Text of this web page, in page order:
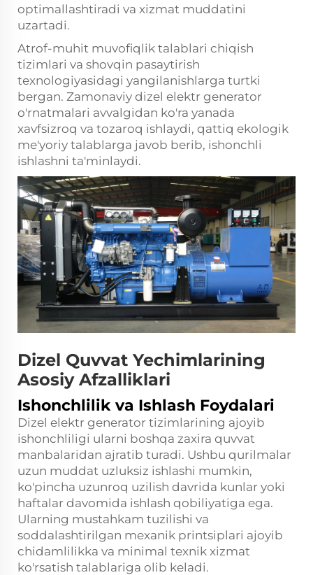
optimallashtiradi va xizmat muddatini
uzartadi.
Atrof-muhit muvofiqlik talablari chiqish
tizimlari va shovqin pasaytirish
texnologiyasidagi yangilanishlarga turtki
bergan. Zamonaviy dizel elektr generator
o'rnatmalari avvalgidan ko'ra yanada
xavfsizroq va tozaroq ishlaydi, qattiq ekologik
me'yoriy talablarga javob berib, ishonchli
ishlashni ta'minlaydi.
Dizel Quvvat Yechimlarining
Asosiy Afzalliklari
Ishonchlilik va Ishlash Foydalari
Dizel elektr generator tizimlarining ajoyib
ishonchliligi ularni boshqa zaxira quvvat
manbalaridan ajratib turadi. Ushbu qurilmalar
uzun muddat uzluksiz ishlashi mumkin,
ko'pincha uzunroq uzilish davrida kunlar yoki
haftalar davomida ishlash qobiliyatiga ega.
Ularning mustahkam tuzilishi va
soddalashtirilgan mexanik printsiplari ajoyib
chidamlilikka va minimal texnik xizmat
ko'rsatish talablariga olib keladi.